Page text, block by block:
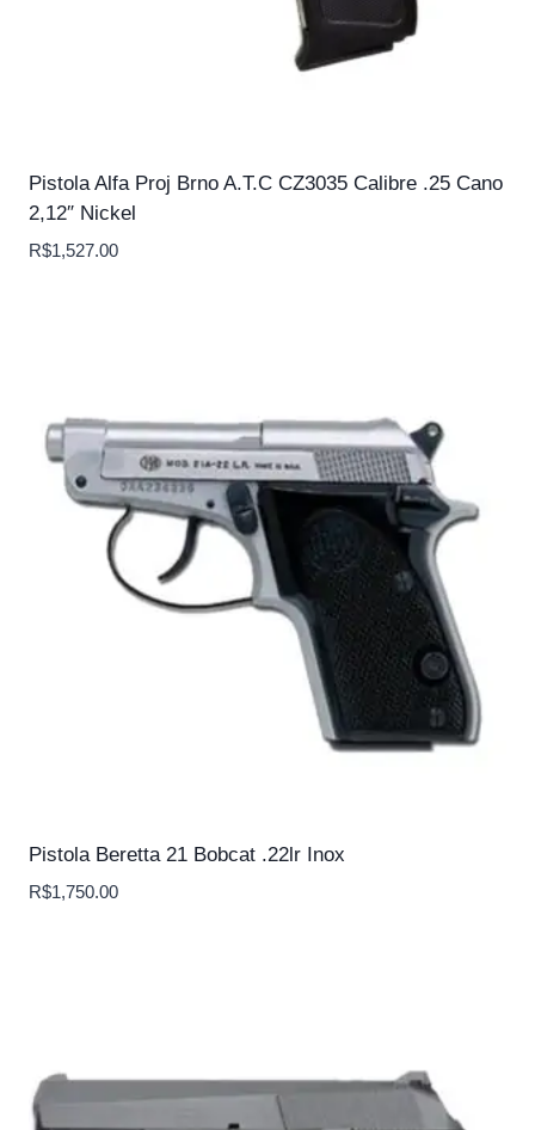
Pistola Alfa Proj Brno A.T.C CZ3035 Calibre .25 Cano
2,12″ Nickel
R$1,527.00
Pistola Beretta 21 Bobcat .22lr Inox
R$1,750.00